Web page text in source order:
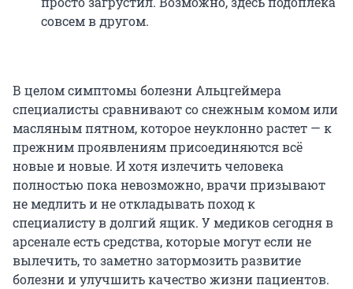
совсем в другом.
В целом симптомы болезни Альцгеймера
специалисты сравнивают со снежным комом или
масляным пятном, которое неуклонно растет — к
прежним проявлениям присоединяются всё
новые и новые. И хотя излечить человека
полностью пока невозможно, врачи призывают
не медлить и не откладывать поход к
специалисту в долгий ящик. У медиков сегодня в
арсенале есть средства, которые могут если не
вылечить, то заметно затормозить развитие
болезни и улучшить качество жизни пациентов.